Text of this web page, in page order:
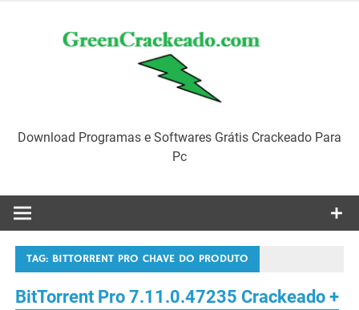
Download Programas e Softwares Grátis Crackeado Para
Pc
TAG: BITTORRENT PRO CHAVE DO PRODUTO
BitTorrent Pro 7.11.0.47235 Crackeado +